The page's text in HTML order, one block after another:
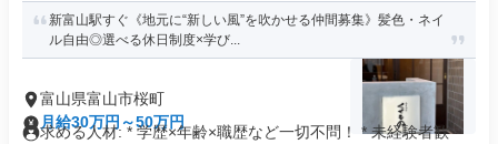
新富山駅すぐ《地元に“新しい風”を吹かせる仲間募集》髪色・ネイ
ル自由◎選べる休日制度×学び...
富山県富山市桜町
月給30万円～50万円
求める人材: * 学歴×年齢×職歴など一切不問！ * 未経験者歓